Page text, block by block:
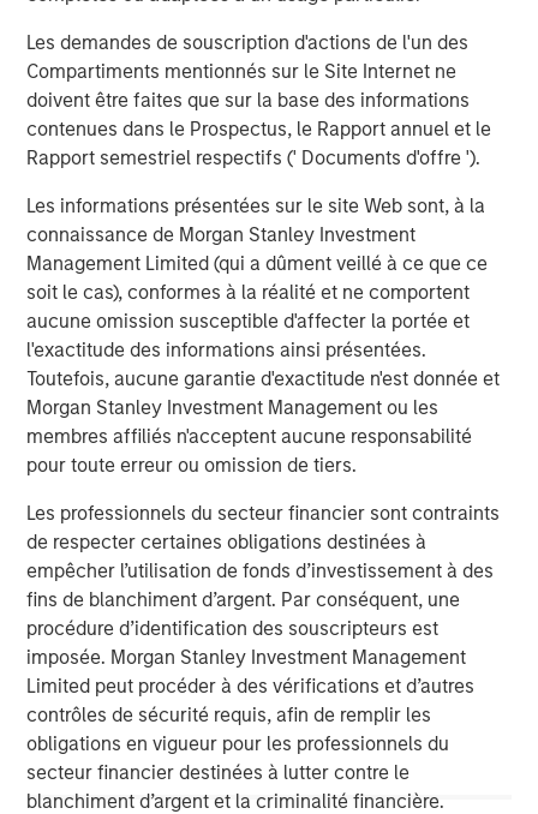
Les demandes de souscription d'actions de l'un des
Compartiments mentionnés sur le Site Internet ne
doivent être faites que sur la base des informations
contenues dans le Prospectus, le Rapport annuel et le
Rapport semestriel respectifs (' Documents d'offre ').
Les informations présentées sur le site Web sont, à la
connaissance de Morgan Stanley Investment
Management Limited (qui a dûment veillé à ce que ce
soit le cas), conformes à la réalité et ne comportent
aucune omission susceptible d'affecter la portée et
l'exactitude des informations ainsi présentées.
Toutefois, aucune garantie d'exactitude n'est donnée et
Morgan Stanley Investment Management ou les
membres affiliés n'acceptent aucune responsabilité
pour toute erreur ou omission de tiers.
Les professionnels du secteur financier sont contraints
de respecter certaines obligations destinées à
empêcher l’utilisation de fonds d’investissement à des
fins de blanchiment d’argent. Par conséquent, une
procédure d’identification des souscripteurs est
imposée. Morgan Stanley Investment Management
Limited peut procéder à des vérifications et d’autres
contrôles de sécurité requis, afin de remplir les
obligations en vigueur pour les professionnels du
secteur financier destinées à lutter contre le
blanchiment d’argent et la criminalité financière.
ARTICLE
Real Estate Midyear Outlook:
Constructive Amid Fluid Backdrop
The current macroenvironment remains resilient
despite elevated volatility and divergence across
markets. As inflation and energy prices keep
central banks hawkish, real estate continues to
25% repricing, durable income streams, and
constrained supply. In this environment,
diversified portfolios and selective asset-level
investing remain critical.
7 AOÛT 2026
Risk Considerations:There is no assurance that a portfolio will